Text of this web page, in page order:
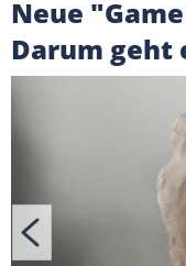
Neue
Darum geht